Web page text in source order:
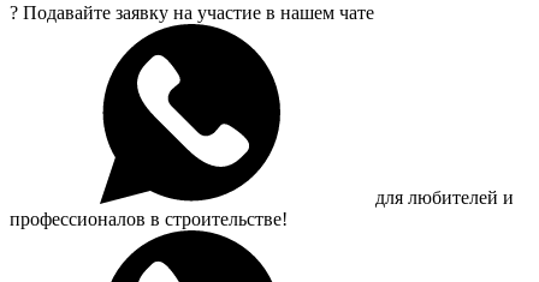
? Подавайте заявку на участие в нашем чате
для любителей и
профессионалов в строительстве!